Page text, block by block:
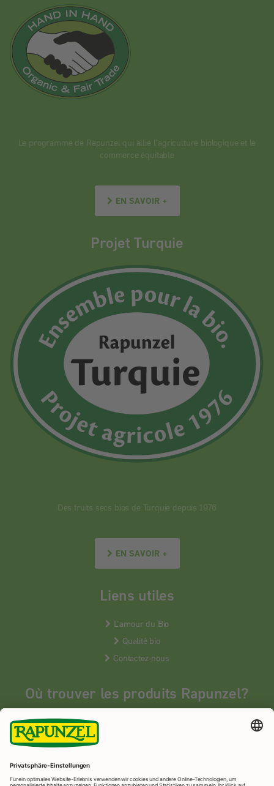
Le programme de Rapunzel qui allie l’agriculture biologique et le
commerce équitable
EN SAVOIR +
Projet Turquie
Des fruits secs bios de Turquie depuis 1976
EN SAVOIR +
Liens utiles
L’amour du Bio
Qualité bio
Contactez-nous
Où trouver les produits Rapunzel?
Les produits Rapunzel sont vendus en France uniquement dans les
magasins bios spécialisés.
MAGASINS BIOS